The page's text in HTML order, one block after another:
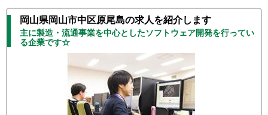
岡山県岡山市中区原尾島の求人を紹介します
主に製造・流通事業を中心としたソフトウェア開発を行ってい
る企業です☆